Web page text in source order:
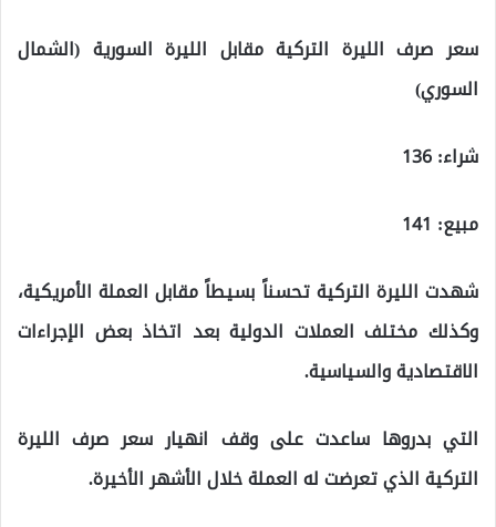
سعر صرف الليرة التركية مقابل الليرة السورية (الشمال
السوري)
شراء: 136
مبيع: 141
شهدت الليرة التركية تحسناً بسيطاً مقابل العملة الأمريكية،
وكذلك مختلف العملات الدولية بعد اتخاذ بعض الإجراءات
الاقتصادية والسياسية.
التي بدروها ساعدت على وقف انهيار سعر صرف الليرة
التركية الذي تعرضت له العملة خلال الأشهر الأخيرة.